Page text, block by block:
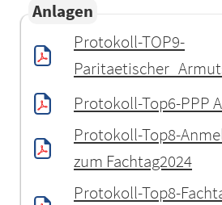
Anlagen
Protokoll-TOP9-
Protokoll-Top6-PPP
Protokoll-Top8-
zum Fachtag2024
Protokoll-Top8-